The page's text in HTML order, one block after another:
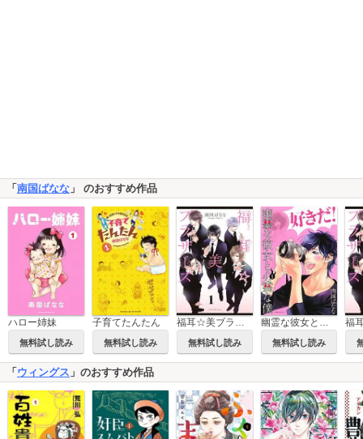
「 南国ばなな 」 のおすすめ作品
ハロー姉妹
無料試し読み
子育てたんたん
無料試し読み
福耳☆美ブラザーズ 分冊版
無料試し読み
幽霊な彼女と心霊な僕
無料試し読み
「 ウィングス 」のおすすめ作品